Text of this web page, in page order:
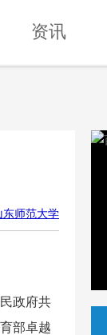
资讯
东师范大学
政府共
部卓越